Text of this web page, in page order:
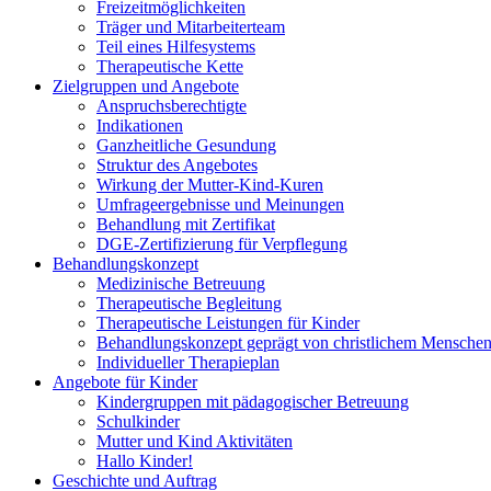
Freizeitmöglichkeiten
Träger und Mitarbeiterteam
Teil eines Hilfesystems
Therapeutische Kette
Zielgruppen und Angebote
Anspruchsberechtigte
Indikationen
Ganzheitliche Gesundung
Struktur des Angebotes
Wirkung der Mutter-Kind-Kuren
Umfrageergebnisse und Meinungen
Behandlung mit Zertifikat
DGE-Zertifizierung für Verpflegung
Behandlungskonzept
Medizinische Betreuung
Therapeutische Begleitung
Therapeutische Leistungen für Kinder
Behandlungskonzept geprägt von christlichem
Individueller Therapieplan
Angebote für Kinder
Kindergruppen mit pädagogischer Betreuung
Schulkinder
Mutter und Kind Aktivitäten
Hallo Kinder!
Geschichte und Auftrag